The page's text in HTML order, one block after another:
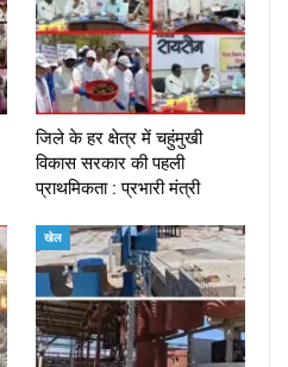
जिले के हर क्षेत्र में चहुंमुखी
विकास सरकार की पहली
प्राथमिकता : प्रभारी मंत्री
खेल